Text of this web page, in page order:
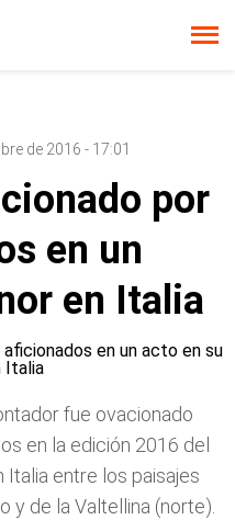
de 2016 - 17:01
por
en un
en Italia
fue ovacionado
en la edición 2016 del
Italia entre los paisajes
y de la Valtellina (norte).